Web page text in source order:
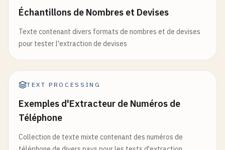
Échantillons de Nombres et Devises
Texte contenant divers formats de nombres et de devises
pour tester l'extraction de devises
TEXT PROCESSING
Exemples d'Extracteur de Numéros de
Téléphone
Collection de texte mixte contenant des numéros de